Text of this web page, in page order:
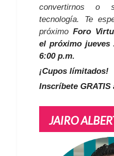
convertirnos o
tecnología. Te
próximo Foro
el próximo jueves
6:00 p.m.
¡Cupos límitados!
Inscríbete GRATIS
JAIRO